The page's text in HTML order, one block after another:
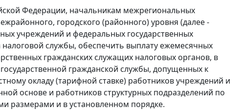
Федерации, начальникам межрегиональных
городского (районного) уровня (далее -
учреждений и федеральных государственных
службы, обеспечить выплату ежемесячных
гражданских служащих налоговых органов, в
гражданской службы, допущенных к
окладу (тарифной ставке) работников учреждений и
основе и работников структурных подразделений по
размерами и в установленном порядке.